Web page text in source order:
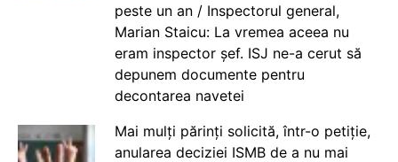
peste un an / Inspectorul general,
Marian Staicu: La vremea aceea nu
eram inspector șef. ISJ ne-a cerut să
depunem documente pentru
decontarea navetei
Mai mulți părinți solicită, într-o petiție,
anularea deciziei ISMB de a nu mai